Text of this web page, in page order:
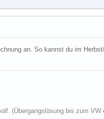
an. So kannst du im
(Übergangslösung bis zum